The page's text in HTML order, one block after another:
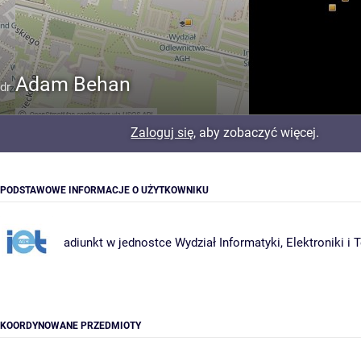
dr Adam Behan
Zaloguj się, aby zobaczyć więcej.
PODSTAWOWE INFORMACJE O UŻYTKOWNIKU
adiunkt w jednostce Wydział Informatyki, Elektroniki i
KOORDYNOWANE PRZEDMIOTY